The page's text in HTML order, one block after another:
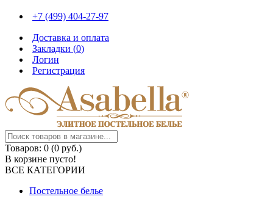
+7 (499) 404-27-97
Доставка и оплата
Закладки (0)
Логин
Регистрация
Товаров: 0 (0 руб.)
В корзине пусто!
ВСЕ КАТЕГОРИИ
Постельное белье